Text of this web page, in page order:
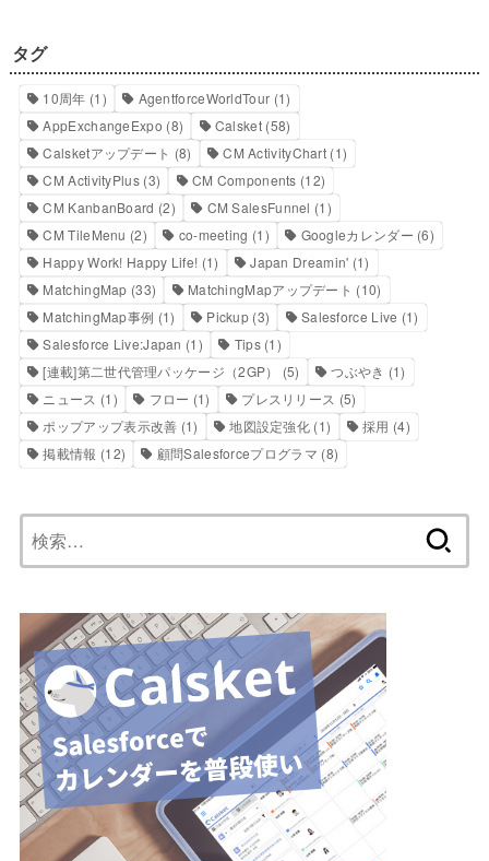
タグ
10周年 (1) AgentforceWorldTour (1)
AppExchangeExpo (8) Calsket(58)
Calsketアップデート (8) CM ActivityChart (1)
CM ActivityPlus(3) CM Components (12)
CM KanbanBoard (2) CM SalesFunnel (1)
CM TileMenu (2) co-meeting (1) Googleカレンダー (6)
Happy Work! Happy Life! (1) Japan Dreamin' (1)
MatchingMap (33) MatchingMapアップデート (10)
MatchingMap事例 (1) Pickup (3) Salesforce Live (1)
Salesforce Live:Japan (1) Tips(1)
[連載]第二世代管理パッケージ（2GP）
(5) つぶやき (1)
ニュース (1) フロー (1) プレスリリース (5)
ポップアップ表示改善 (1) 地図設定強化 (1) 採用 (4)
掲載情報 (12) 顧問Salesforceプログラマ (8)
索: